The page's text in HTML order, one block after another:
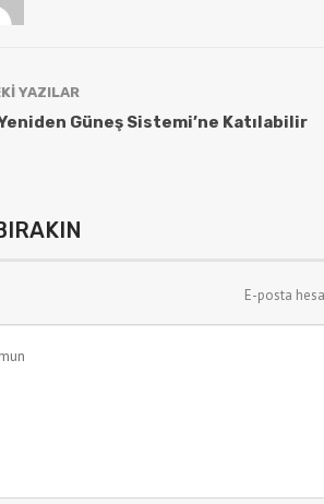
YAZILAR
Güneş Sistemi’ne Katılabilir
E-posta